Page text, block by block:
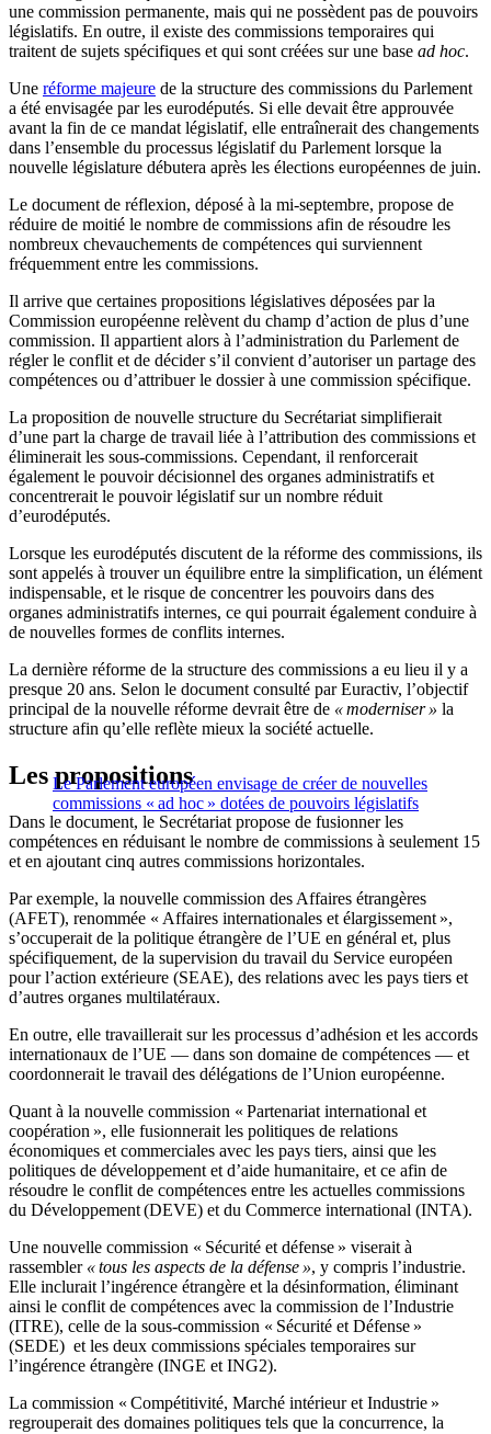
une commission permanente, mais qui ne possèdent pas de pouvoirs
législatifs. En outre, il existe des commissions temporaires qui
traitent de sujets spécifiques et qui sont créées sur une base ad hoc.
Une réforme majeure de la structure des commissions du Parlement
a été envisagée par les eurodéputés. Si elle devait être approuvée
avant la fin de ce mandat législatif, elle entraînerait des changements
dans l’ensemble du processus législatif du Parlement lorsque la
nouvelle législature débutera après les élections européennes de juin.
Le document de réflexion, déposé à la mi-septembre, propose de
réduire de moitié le nombre de commissions afin de résoudre les
nombreux chevauchements de compétences qui surviennent
fréquemment entre les commissions.
Il arrive que certaines propositions législatives déposées par la
Commission européenne relèvent du champ d’action de plus d’une
commission. Il appartient alors à l’administration du Parlement de
régler le conflit et de décider s’il convient d’autoriser un partage des
compétences ou d’attribuer le dossier à une commission spécifique.
La proposition de nouvelle structure du Secrétariat simplifierait
d’une part la charge de travail liée à l’attribution des commissions et
éliminerait les sous-commissions. Cependant, il renforcerait
également le pouvoir décisionnel des organes administratifs et
concentrerait le pouvoir législatif sur un nombre réduit
d’eurodéputés.
Lorsque les eurodéputés discutent de la réforme des commissions, ils
sont appelés à trouver un équilibre entre la simplification, un élément
indispensable, et le risque de concentrer les pouvoirs dans des
organes administratifs internes, ce qui pourrait également conduire à
de nouvelles formes de conflits internes.
La dernière réforme de la structure des commissions a eu lieu il y a
presque 20 ans. Selon le document consulté par Euractiv, l’objectif
principal de la nouvelle réforme devrait être de « moderniser » la
structure afin qu’elle reflète mieux la société actuelle.
Le Parlement européen envisage de créer de nouvelles
commissions « ad hoc » dotées de pouvoirs législatifs
Les propositions
Dans le document, le Secrétariat propose de fusionner les
compétences en réduisant le nombre de commissions à seulement 15
et en ajoutant cinq autres commissions horizontales.
Par exemple, la nouvelle commission des Affaires étrangères
(AFET), renommée « Affaires internationales et élargissement »,
s’occuperait de la politique étrangère de l’UE en général et, plus
spécifiquement, de la supervision du travail du Service européen
pour l’action extérieure (SEAE), des relations avec les pays tiers et
d’autres organes multilatéraux.
En outre, elle travaillerait sur les processus d’adhésion et les accords
internationaux de l’UE — dans son domaine de compétences — et
coordonnerait le travail des délégations de l’Union européenne.
Quant à la nouvelle commission « Partenariat international et
coopération », elle fusionnerait les politiques de relations
économiques et commerciales avec les pays tiers, ainsi que les
politiques de développement et d’aide humanitaire, et ce afin de
résoudre le conflit de compétences entre les actuelles commissions
du Développement (DEVE) et du Commerce international (INTA).
Une nouvelle commission « Sécurité et défense » viserait à
rassembler « tous les aspects de la défense », y compris l’industrie.
Elle inclurait l’ingérence étrangère et la désinformation, éliminant
ainsi le conflit de compétences avec la commission de l’Industrie
(ITRE), celle de la sous-commission « Sécurité et Défense »
(SEDE) et les deux commissions spéciales temporaires sur
l’ingérence étrangère (INGE et ING2).
La commission « Compétitivité, Marché intérieur et Industrie »
regrouperait des domaines politiques tels que la concurrence, la